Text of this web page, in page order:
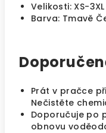
Velikosti: XS-3XL
Barva: Tmavě
Prát v pračce
Nečistěte
Doporučuje po
obnovu